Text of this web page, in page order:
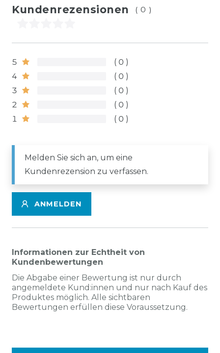
Kundenrezensionen (0)
5
0
4
0
3
0
2
0
1
0
Melden Sie sich an, um eine
Kundenrezension zu verfassen.
ANMELDEN
Informationen zur Echtheit von
Kundenbewertungen
Die Abgabe einer Bewertung ist nur durch
angemeldete Kund:innen und nur nach Kauf des
Produktes möglich. Alle sichtbaren
Bewertungen erfüllen diese Voraussetzung.